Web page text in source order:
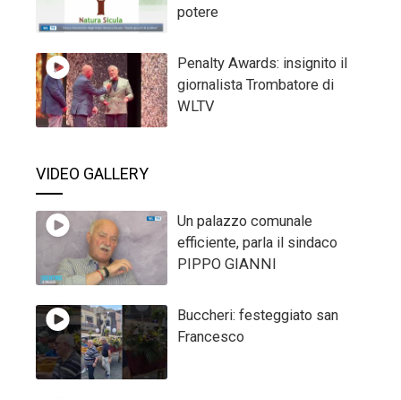
potere
Penalty Awards: insignito il
giornalista Trombatore di
WLTV
VIDEO GALLERY
Un palazzo comunale
efficiente, parla il sindaco
PIPPO GIANNI
Buccheri: festeggiato san
Francesco